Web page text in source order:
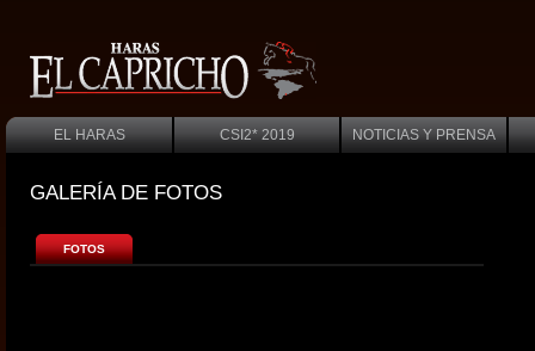
EL HARAS CSI2* 2019 NOTICIAS Y PRENSA
GALERÍA DE FOTOS
FOTOS